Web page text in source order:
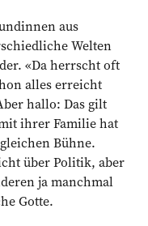
aus
Welten
«Da herrscht oft
alles erreicht
hallo: Das gilt
ihrer Familie hat
Bühne.
über Politik, aber
ja manchmal
Gotte.